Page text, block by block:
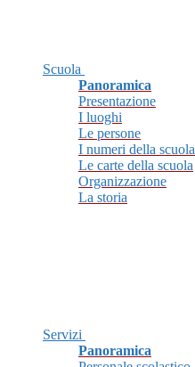
Scuola
Panoramica
Presentazione
I luoghi
Le persone
I numeri della scuola
Le carte della scuola
Organizzazione
La storia
Servizi
Panoramica